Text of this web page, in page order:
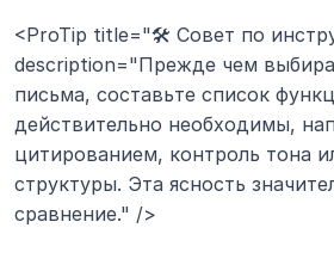
<ProTip title="🛠️ Совет по
description="Прежде чем
письма, составьте список
действительно необходимы,
цитированием, контроль тона
структуры. Эта ясность
сравнение." />